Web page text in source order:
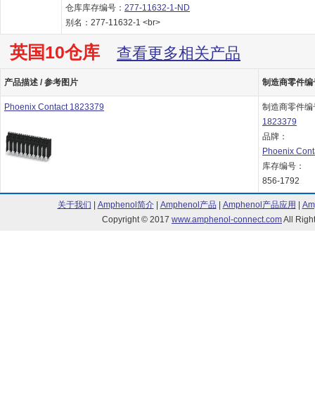
仓库库存编号： 277-11632-1-ND
别名：277-11632-1 <br>
英国10仓库 查看更多相关产品
产品描述 / 参考图片 制造商零件编
Phoenix Contact 1823379
制造商零件编
1823379
品牌：
Phoenix
库存编号：
856-1792
关于我们 Amphenol简介| Amphenol产品 Amphenol产品应用
Copyright © 2017 www.amphenol-connect.comAll